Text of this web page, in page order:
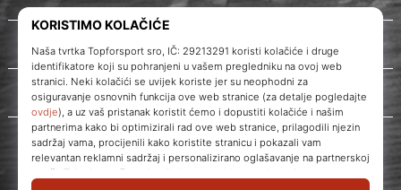
O nama
Korisnička podrška